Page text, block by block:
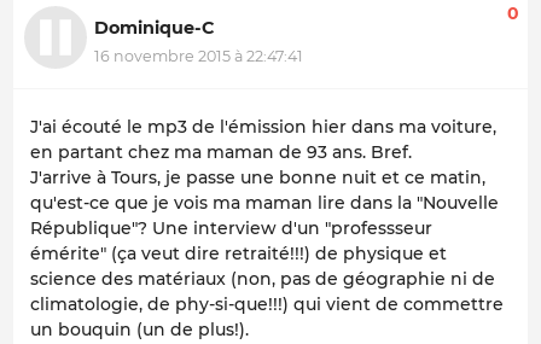
Dominique-C
16 novembre 2015 à 22:47:41
0
J'ai écouté le mp3 de l'émission hier dans ma voiture,
en partant chez ma maman de 93 ans. Bref.
J'arrive à Tours, je passe une bonne nuit et ce matin,
qu'est-ce que je vois ma maman lire dans la "Nouvelle
République"? Une interview d'un "professseur
émérite" (ça veut dire retraité!!!) de physique et
science des matériaux (non, pas de géographie ni de
climatologie, de phy-si-que!!!) qui vient de commettre
un bouquin (un de plus!).